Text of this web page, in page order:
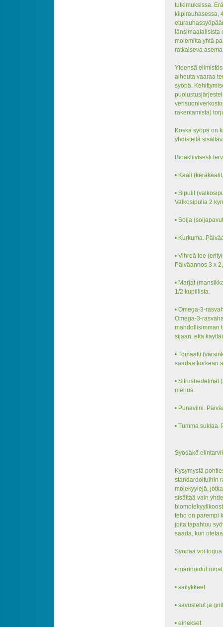
tutkimuksissa.
kilpirauhasessa,
länsimaalalisista
molemilta yhtä
ratkaiseva
Yleensä
aiheuta vaaraa
syöpä.
rakentamista)
Koska syöpä on
yhdisteitä
Bioaktiivisesti
• Kaali
• Sipulit
Valkosipulia 2
• Soija
• Kurkuma.
• Vihreä tee
Päiväannos 3 x
• Marjat
1/2 kupillista.
• Omega-3-
Omega-3-
mahdollisimman
sijaan, että
• Tomaatti
saadaa korkean
• Sitrushedelmät
mehua.
• Punaviini.
• Tumma suklaa.
Syödäkö
Kysymystä
standardoituihin
molekyylejä,
sisältää vain
teho on parempi
joita tapahtuu
saada, kun
Syöpää voi
• marinoidut ruoat
• säilykkeet
• savustetut ja
• einekset